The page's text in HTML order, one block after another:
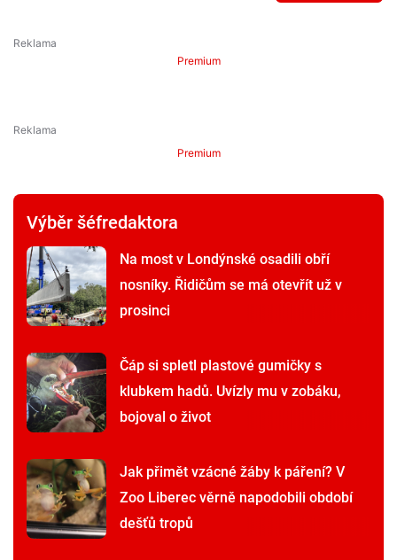
Premium
Premium
Výběr šéfredaktora
Na most v Londýnské osadili obří
nosníky. Řidičům se má otevřít už v
prosinci
Čáp si spletl plastové gumičky s
klubkem hadů. Uvízly mu v zobáku,
bojoval o život
Jak přimět vzácné žáby k páření? V
Zoo Liberec věrně napodobili období
dešťů tropů